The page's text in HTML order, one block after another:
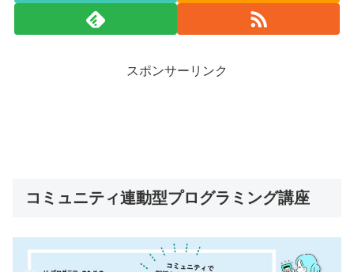
スポンサーリンク
コミュニティ連動型プログラミング講座